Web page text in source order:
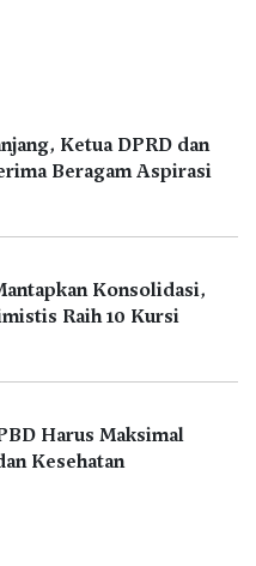
Ketua DPRD dan
Beragam Aspirasi
Konsolidasi,
Raih 10 Kursi
Harus Maksimal
Kesehatan